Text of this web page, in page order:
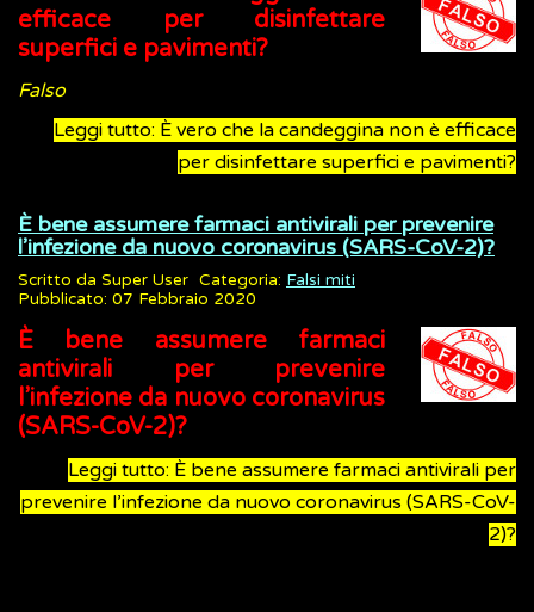
efficace per disinfettare
superfici e pavimenti?
Falso
Leggi tutto: È vero che la candeggina non è efficace
per disinfettare superfici e pavimenti?
È bene assumere farmaci antivirali per prevenire
l’infezione da nuovo coronavirus (SARS-CoV-2)?
Scritto da Super User Categoria: Falsi miti
Pubblicato: 07 Febbraio 2020
È bene assumere farmaci
antivirali per prevenire
l’infezione da nuovo coronavirus
(SARS-CoV-2)?
Leggi tutto: È bene assumere farmaci antivirali per
prevenire l’infezione da nuovo coronavirus (SARS-CoV-
2)?